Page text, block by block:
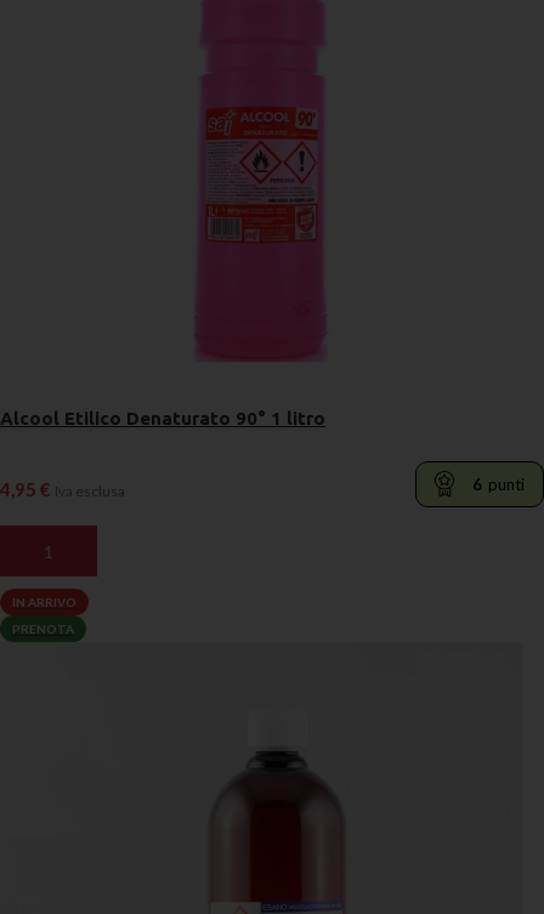
Alcool Etilico Denaturato 90° 1 litro
4,95 € Iva esclusa 6 punti
AGGIUNGI AL CARRELLO
IN ARRIVO
PRENOTA